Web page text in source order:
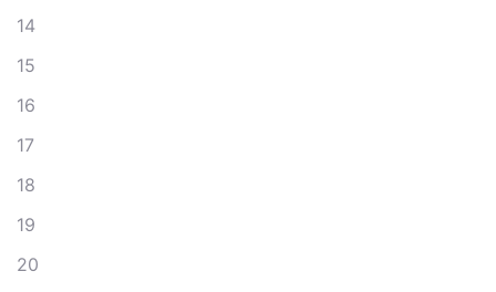
14
15
16
17
18
19
20